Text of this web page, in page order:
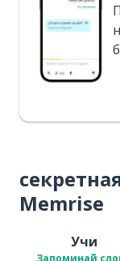
Memrise
Учи
Запоминай